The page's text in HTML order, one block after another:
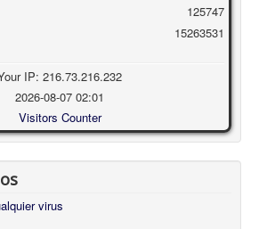
125747
15263531
IP: 216.73.216.232
2026-08-07 02:01
Visitors Counter
virus